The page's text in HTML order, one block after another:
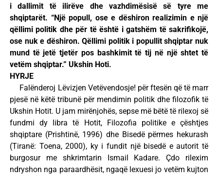
i dallimit të ilirëve dhe vazhdimësisë së tyre me
shqiptarët. “Një popull, ose e dëshiron realizimin e një
qëllimi politik dhe për të është i gatshëm të sakrifikojë,
ose nuk e dëshiron. Qëllimi politik i popullit shqiptar nuk
mund të jetë tjetër pos bashkimit të tij në një shtet të
vetëm shqiptar.” Ukshin Hoti.
HYRJE
Falënderoj Lëvizjen Vetëvendosje! për ftesën që të marr
pjesë në këtë tribunë për mendimin politik dhe filozofik të
Ukshin Hotit. U jam mirënjohës, sepse më bëtë të rilexoj së
fundmi dy libra të Hotit, Filozofia politike e çështjes
shqiptare (Prishtinë, 1996) dhe Bisedë përmes hekurash
(Tiranë: Toena, 2000), ky i fundit një bisedë e autorit të
burgosur me shkrimtarin Ismail Kadare. Çdo rilexim
ndryshon nga paraardhësit, ngaqë lexuesi jo vetëm kujton